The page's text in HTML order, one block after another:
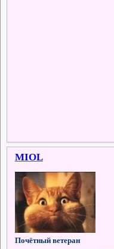
MIOL
Почётный ветеран